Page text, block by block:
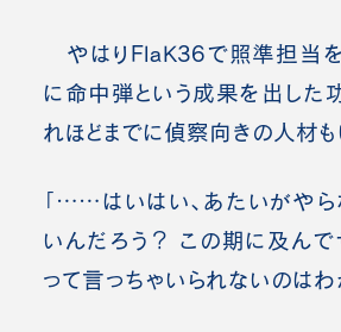
やはりFlaK36で照準担当を
に命中弾という成果を出した
れほどまでに偵察向きの人材も
「……はいはい、あたいがや
いんだろう？ この期に及ん
って言っちゃいられないのはわ